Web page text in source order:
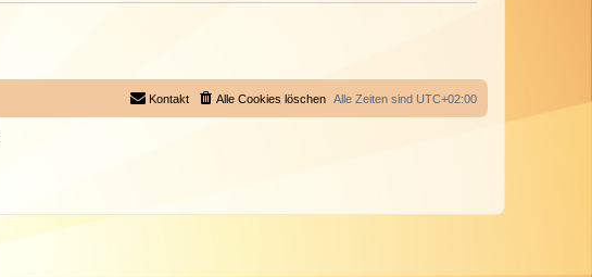
Alle Zeiten sind UTC+02:00
Alle Cookies löschen
Kontakt